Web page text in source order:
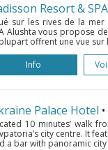
Resort &
sur les rives de la
Alushta vous propose
offrent une vue sur
Info
Palace Hotel
10 minutes’ walk
city centre. It
a bar with panoramic